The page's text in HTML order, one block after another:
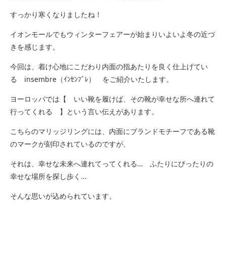
すっかり寒くなりましたね！
イオンモールでもウィンターフェアーが始まりいよいよ冬の近づ
きを感じます。
今回は、着け心地にこだわり内面の指あたりを良く仕上げてい
る insembre（ｲﾝｾﾝﾌﾞﾚ） をご紹介いたします。
ヨーロッパでは【 いい靴を履けば、その靴が幸せな所へ連れて
行ってくれる 】という言い伝えがあります。
こちらのマリッジリングには、内面にブランドモチーフである靴
のマークが刻印されているのですが、
それは、幸せな未来へ連れてってくれる… ふたりにぴったりの
幸せな場所を探し歩く...
そんな思いが込められています。